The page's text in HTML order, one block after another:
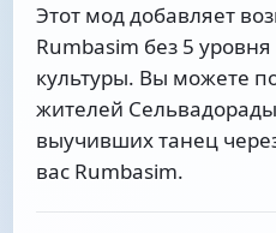
Этот мод добавляет
Rumbasim без 5
культуры. Вы можете
жителей
выучивших танец
вас Rumbasim.